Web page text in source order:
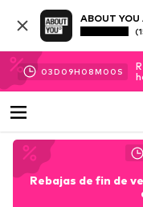
ABOUT YOU
03D 09H 07M 57S
Rebajas de fin de